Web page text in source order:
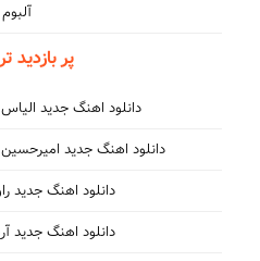
آلبوم
پر بازدید
دانلود اهنگ جدید
دانلود اهنگ جدید
دانلود اهنگ جدید
دانلود اهنگ جدید